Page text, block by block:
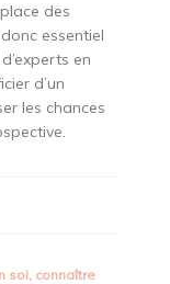
des
essentiel
en
d’un
les chances
soi, connaître